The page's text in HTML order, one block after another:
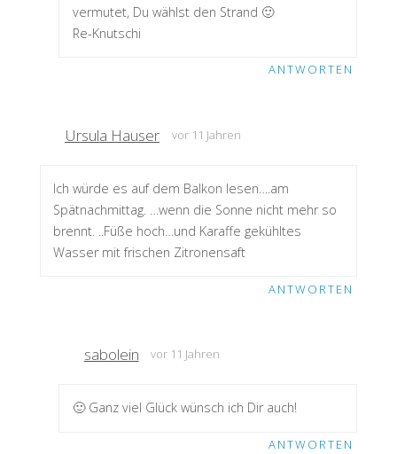
vermutet, Du wählst den Strand 🙂
Re-Knutschi
ANTWORTEN
Ursula Hauser vor 11 Jahren
Ich würde es auf dem Balkon lesen….am
Spätnachmittag. …wenn die Sonne nicht mehr so
brennt. ..Füße hoch…und Karaffe gekühltes
Wasser mit frischen Zitronensaft
ANTWORTEN
sabolein vor 11 Jahren
🙂 Ganz viel Glück wünsch ich Dir auch!
ANTWORTEN